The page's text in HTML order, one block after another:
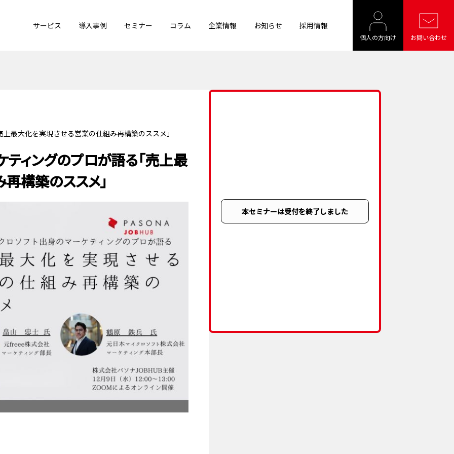
個人の方向け お問い合わせ
サービス 導入事例 セミナー コラム 企業情報 お知らせ 採用情報
最大化を実現させる営業の仕組み再構築のススメ」
ィングのプロが語る「売上最
構築のススメ」
本セミナーは受付を終了しました